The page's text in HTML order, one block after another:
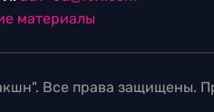
материалы
Все права защищены.